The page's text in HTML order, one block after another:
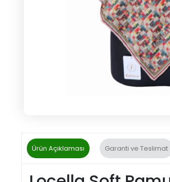
Ürün Açıklaması Garanti ve Teslimat